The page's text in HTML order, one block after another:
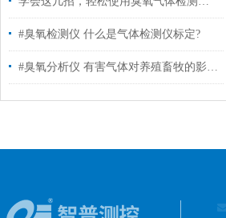
#臭氧检测仪 什么是气体检测仪标定?
#臭氧分析仪 有害气体对养殖畜牧的影响有哪些?